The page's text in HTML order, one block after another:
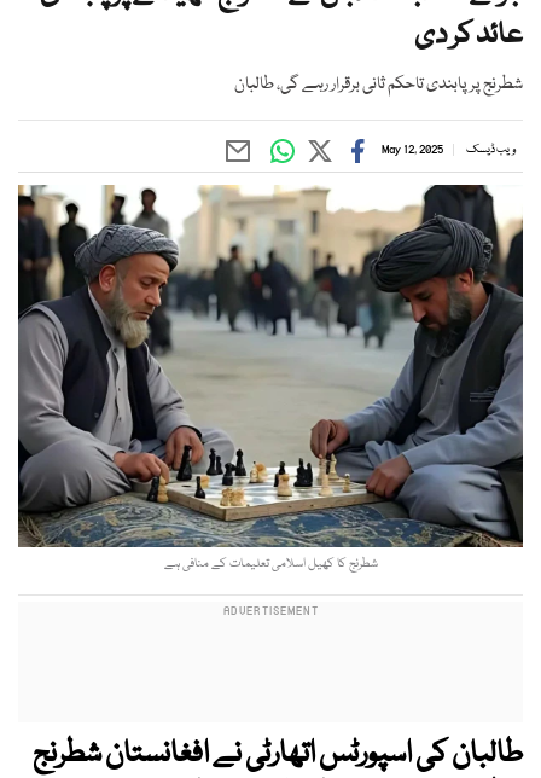
عائد کر دی
شطرنج پر پابندی تاحکم ثانی برقرار رہے گی، طالبان
ویب ڈیسک May 12, 2025
شطرنج کا کھیل اسلامی تعلیمات کے منافی ہے
طالبان کی اسپورٹس اتھارٹی نے افغانستان شطرنج